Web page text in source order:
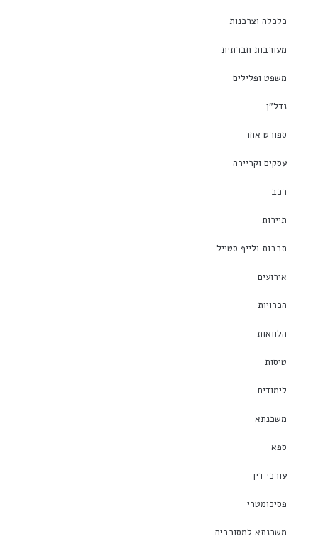
כלכלה וצרכנות
מעורבות חברתית
משפט ופלילים
נדל"ן
ספורט אחר
עסקים וקריירה
רכב
תיירות
תרבות ולייף סטייל
אירועים
הכרויות
הלוואות
טיסות
לימודים
משכנתא
ספא
עורכי דין
פסיכומטרי
משכנתא למסורבים